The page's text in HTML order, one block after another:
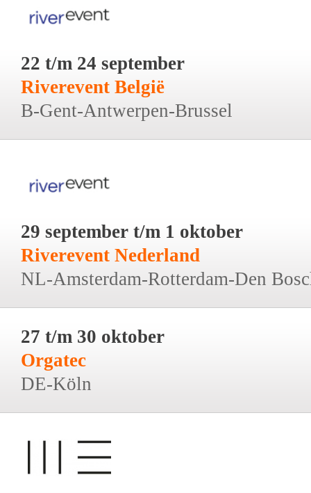
22 t/m 24 september
Riverevent België
B-Gent-Antwerpen-Brussel
29 september t/m 1 oktober
Riverevent Nederland
NL-Amsterdam-Rotterdam-Den
27 t/m 30 oktober
Orgatec
DE-Köln